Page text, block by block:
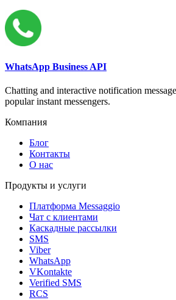
WhatsApp Business API
Chatting and interactive notification
popular instant messengers.
Компания
Блог
Контакты
О нас
Продукты и услуги
Платформа Messaggio
Чат с клиентами
Каскадные рассылки
SMS
Viber
WhatsApp
VKontakte
Verified SMS
RCS